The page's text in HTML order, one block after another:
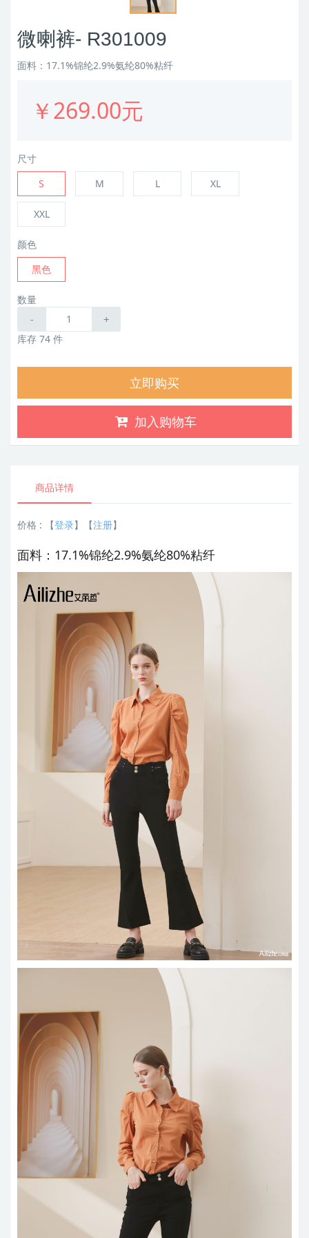
微喇裤- R301009
面料：17.1%锦纶2.9%氨纶80%粘纤
￥269.00元
尺寸
S
M L XL
XXL
颜色
黑色
数量
- +
库存 74 件
立即购买
加入购物车
商品详情
价格 : 【登录】【注册】
面料：17.1%锦纶2.9%氨纶80%粘纤